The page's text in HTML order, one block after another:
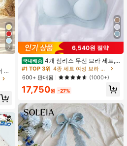
7
러
6,540원 절약
국내배송 4개 심리스 무선 브라 세트,
작은 가슴 보정, 초박형 통기성 아이스
실크 섹시 편안한 백리스 란제리 브라,
조절 가능
#1 TOP 3위
4종 세트 여성 브라 & 브랄렛
600+ 판매됨
(1000+)
17,750원 -27%